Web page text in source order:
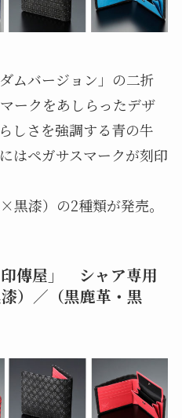
ムバージョン」の二折
ークをあしらったデザ
しさを強調する青の牛
はペガサスマークが刻印
黒漆）の2種類が発売。
印傳屋」 シャア専用
）／（黒鹿革・黒